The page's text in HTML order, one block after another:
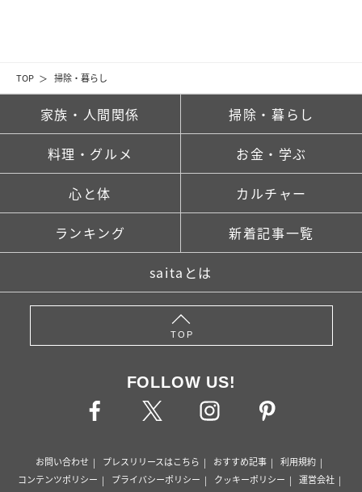
TOP 掃除・暮らし
家族・人間関係 掃除・暮らし
料理・グルメ お金・学ぶ
心と体 カルチャー
ランキング 新着記事一覧
saitaとは
TOP
FOLLOW US!
お問い合わせ プレスリリースはこちら おすすめ記事
利用規約
コンテンツポリシー
プライバシーポリシー クッキーポリシー
運営会社